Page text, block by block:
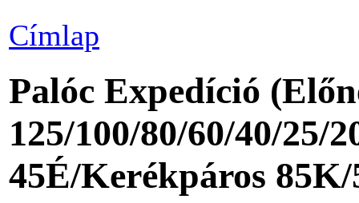
Címlap
Palóc Expedíció
125/100/80/60/40/25/
45É/Kerékpáros